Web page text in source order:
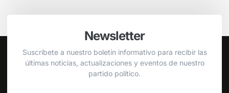
Newsletter
Suscríbete a nuestro boletín informativo para recibir las
últimas noticias, actualizaciones y eventos de nuestro
partido político.